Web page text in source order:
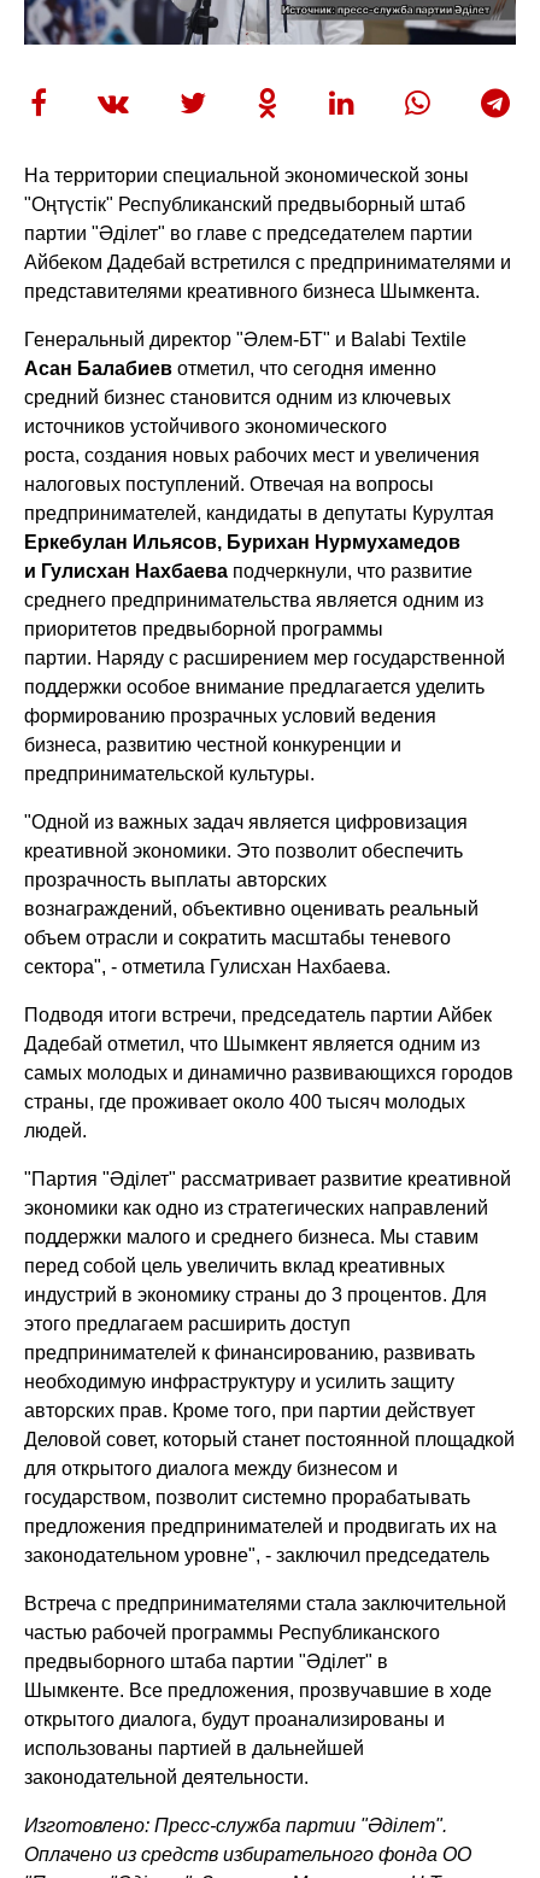
На территории специальной экономической зоны
"Оңтүстік" Республиканский предвыборный штаб
партии "Әділет" во главе с председателем партии
Айбеком Дадебай встретился с предпринимателями и
представителями креативного бизнеса Шымкента.
Генеральный директор "Әлем-БТ" и Balabi Textile
Асан Балабиев отметил, что сегодня именно
средний бизнес становится одним из ключевых
источников устойчивого экономического
роста, создания новых рабочих мест и увеличения
налоговых поступлений. Отвечая на вопросы
предпринимателей, кандидаты в депутаты Курултая
Еркебулан Ильясов, Бурихан Нурмухамедов
и Гулисхан Нахбаева подчеркнули, что развитие
среднего предпринимательства является одним из
приоритетов предвыборной программы
партии. Наряду с расширением мер государственной
поддержки особое внимание предлагается уделить
формированию прозрачных условий ведения
бизнеса, развитию честной конкуренции и
предпринимательской культуры.
"Одной из важных задач является цифровизация
креативной экономики. Это позволит обеспечить
прозрачность выплаты авторских
вознаграждений, объективно оценивать реальный
объем отрасли и сократить масштабы теневого
сектора", - отметила Гулисхан Нахбаева.
Подводя итоги встречи, председатель партии Айбек
Дадебай отметил, что Шымкент является одним из
самых молодых и динамично развивающихся городов
страны, где проживает около 400 тысяч молодых
людей.
"Партия "Әділет" рассматривает развитие креативной
экономики как одно из стратегических направлений
поддержки малого и среднего бизнеса. Мы ставим
перед собой цель увеличить вклад креативных
индустрий в экономику страны до 3 процентов. Для
этого предлагаем расширить доступ
предпринимателей к финансированию, развивать
необходимую инфраструктуру и усилить защиту
авторских прав. Кроме того, при партии действует
Деловой совет, который станет постоянной площадкой
для открытого диалога между бизнесом и
государством, позволит системно прорабатывать
предложения предпринимателей и продвигать их на
законодательном уровне", - заключил председатель
Встреча с предпринимателями стала заключительной
частью рабочей программы Республиканского
предвыборного штаба партии "Әділет" в
Шымкенте. Все предложения, прозвучавшие в ходе
открытого диалога, будут проанализированы и
использованы партией в дальнейшей
законодательной деятельности.
Изготовлено: Пресс-служба партии "Әділет".
Оплачено из средств избирательного фонда ОО